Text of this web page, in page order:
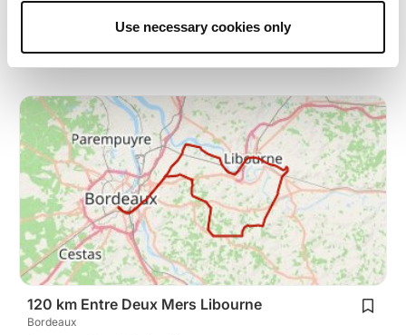
Use necessary cookies only
J jfbartlet
120 km Entre Deux Mers Libourne
Bordeaux